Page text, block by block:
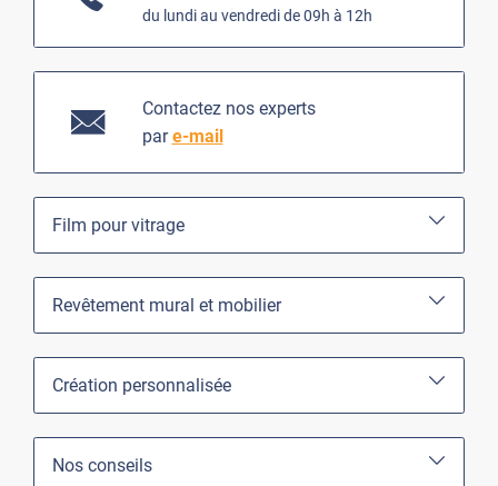
du lundi au vendredi de 09h à 12h
Contactez nos experts
pare-mail
Film pour vitrage
Revêtement mural et mobilier
Création personnalisée
Nos conseils